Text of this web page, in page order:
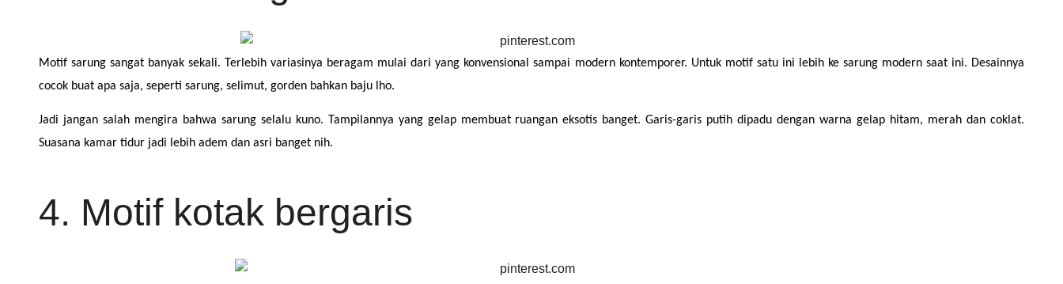
Motif sarung sangat banyak sekali. Terlebih variasinya beragam mulai dari yang konvensional sampai modern kontemporer. Untuk motif satu ini lebih ke sarung modern saat ini. Desainnya
cocok buat apa saja, seperti sarung, selimut, gorden bahkan baju lho.
Jadi jangan salah mengira bahwa sarung selalu kuno. Tampilannya yang gelap membuat ruangan eksotis banget. Garis-garis putih dipadu dengan warna gelap hitam, merah dan coklat.
Suasana kamar tidur jadi lebih adem dan asri banget nih.
4. Motif kotak bergaris